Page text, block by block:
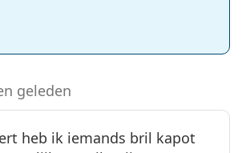
geleden
heb ik iemands bril kapot